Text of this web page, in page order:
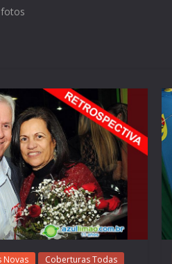
Novas
Coberturas Todas